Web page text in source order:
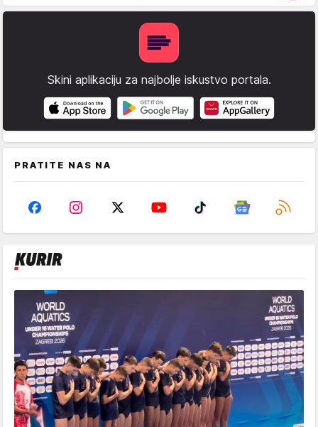
Skini aplikaciju za najbolje iskustvo portala.
PRATITE NAS NA